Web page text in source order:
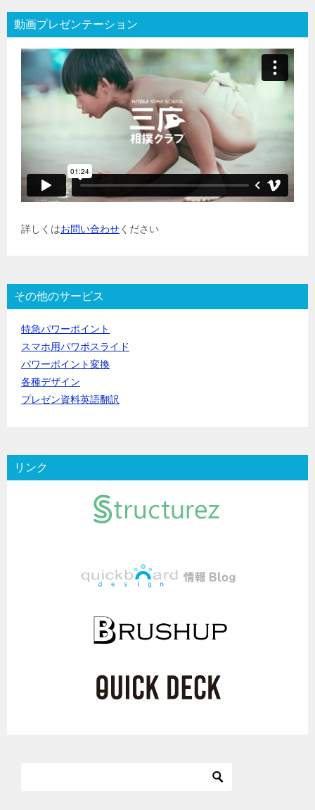
動画プレゼンテーション
詳しくはお問い合わせください
その他のサービス
特急パワーポイント
スマホ用パワポスライド
パワーポイント変換
各種デザイン
プレゼン資料英語翻訳
リンク